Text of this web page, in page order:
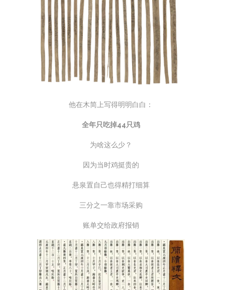
他在木简上写得明明白白：
全年只吃掉44只鸡
为啥这么少？
因为当时鸡挺贵的
悬泉置自己也得精打细算
三分之一靠市场采购
账单交给政府报销